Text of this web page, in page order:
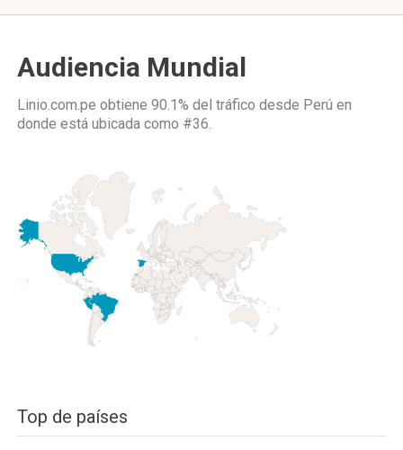
Audiencia Mundial
Linio.com.pe obtiene 90.1% del tráfico desde Perú en
donde está ubicada como #36.
Top de países